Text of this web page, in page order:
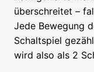
überschreitet –
Jede Bewegung
Schaltspiel
wird also als 2